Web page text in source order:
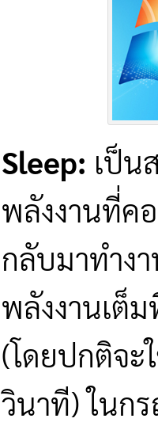
Sleep: เป็น
พลังงานที่ค
กลับมาทำง
พลังงานเต็ม
(โดยปกติจะ
วินาที) ในก